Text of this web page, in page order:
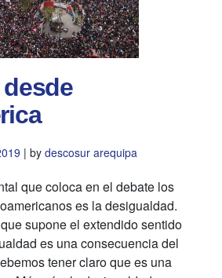
| by descosur arequipa
que coloca en el debate los
es la desigualdad.
supone el extendido sentido
es una consecuencia del
tener claro que es una